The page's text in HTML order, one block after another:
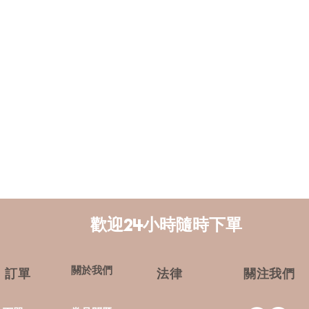
​​歡迎24小時隨時下單
​訂單 關於我們 ​法律 ​關注我們